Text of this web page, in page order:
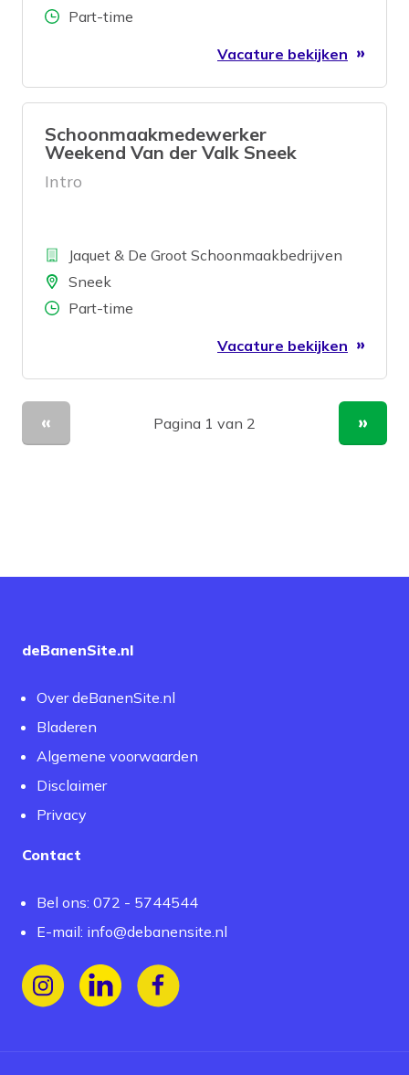
Aantal uren
Part-time
Vacature bekijken
Schoonmaakmedewerker
Weekend Van der Valk Sneek
Intro
BedrijfJaquet & De Groot Schoonmaakbedrijven
LocatieSneek
Aantal uren
Part-time
Vacature bekijken
Vorige pagina
Pagina 1 van 2
deBanenSite.nl
Over deBanenSite.nl
Bladeren
Algemene voorwaarden
Disclaimer
Privacy
Contact
Bel ons: 072 - 5744544
E-mail: info@debanensite.nl